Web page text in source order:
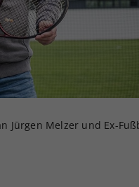
Jürgen Melzer und Ex-
Einstellungen,
Betreiber dies eingestellt